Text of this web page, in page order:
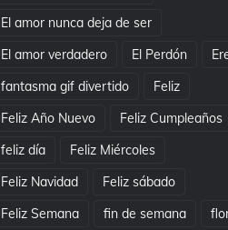
El amor nunca deja de ser
El amor verdadero
El Perdón
fantasma gif divertido
Feliz
Feliz Año Nuevo
Feliz Cumpleaños
feliz día
Feliz Miércoles
Feliz Navidad
Feliz sábado
Feliz Semana
fin de semana